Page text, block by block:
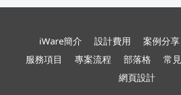
iWare簡介 設計費用 案例分享
服務項目
專案流程 部落格 常
網頁設計